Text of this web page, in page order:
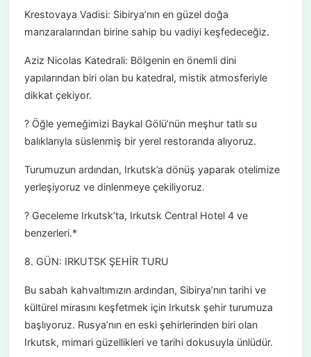
Krestovaya Vadisi: Sibirya’nın en güzel doğa
manzaralarından birine sahip bu vadiyi keşfedeceğiz.
Aziz Nicolas Katedrali: Bölgenin en önemli dini
yapılarından biri olan bu katedral, mistik atmosferiyle
dikkat çekiyor.
? Öğle yemeğimizi Baykal Gölü’nün meşhur tatlı su
balıklarıyla süslenmiş bir yerel restoranda alıyoruz.
Turumuzun ardından, Irkutsk’a dönüş yaparak otelimize
yerleşiyoruz ve dinlenmeye çekiliyoruz.
? Geceleme Irkutsk’ta, Irkutsk Central Hotel 4 ve
benzerleri.*
8. GÜN: IRKUTSK ŞEHİR TURU
Bu sabah kahvaltımızın ardından, Sibirya’nın tarihi ve
kültürel mirasını keşfetmek için Irkutsk şehir turumuza
başlıyoruz. Rusya’nın en eski şehirlerinden biri olan
Irkutsk, mimari güzellikleri ve tarihi dokusuyla ünlüdür.